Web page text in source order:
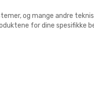
og mange andre
for dine spesifikke